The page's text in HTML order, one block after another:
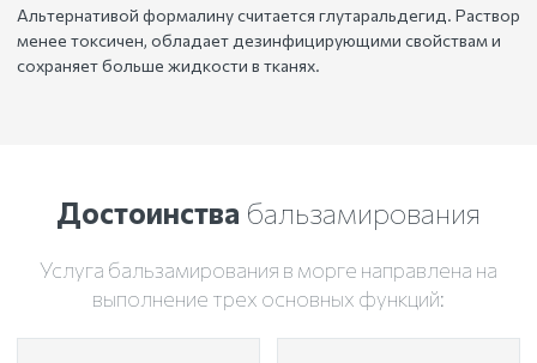
Альтернативой формалину считается глутаральдегид. Раствор
менее токсичен, обладает дезинфицирующими свойствам и
сохраняет больше жидкости в тканях.
Достоинства бальзамирования
Услуга бальзамирования в морге направлена на
выполнение трех основных функций: